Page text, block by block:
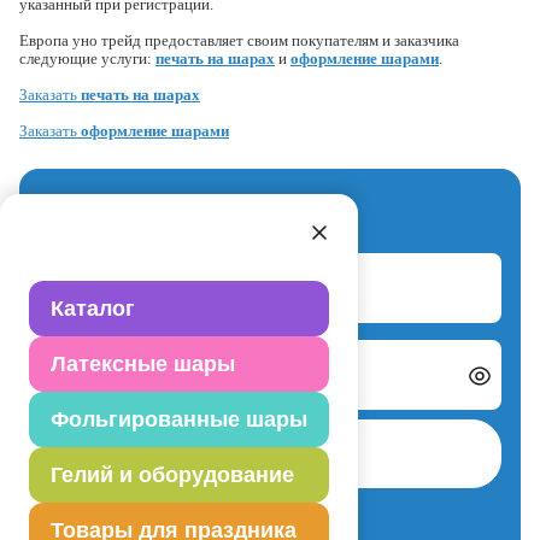
Каталог
Латексные шары
Фольгированные шары
Гелий и оборудование
Товары для праздника
указанный при регистрации.
Европа уно трейд предоставляет своим покупателям и заказчика
следующие услуги: печать на шарах и оформление шарами
Заказать печать на шарах
Заказать оформление шарами
Вход для партнеров
Пароль
Авторизоваться
Забыли пароль?